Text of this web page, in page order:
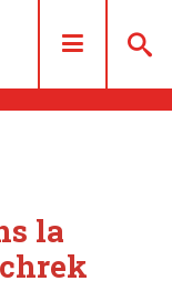
la